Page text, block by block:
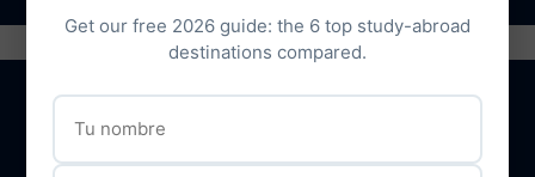
Nuestros servicios
Get our free 2026 guide: the 6 top study-abroad
destinations compared.